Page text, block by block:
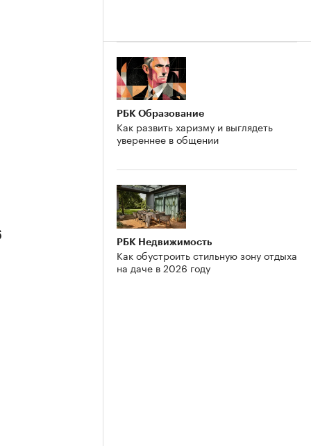
РБК Образование
Как развить харизму и выглядеть
увереннее в общении
РБК Недвижимость
Как обустроить стильную зону отдыха
на даче в 2026 году